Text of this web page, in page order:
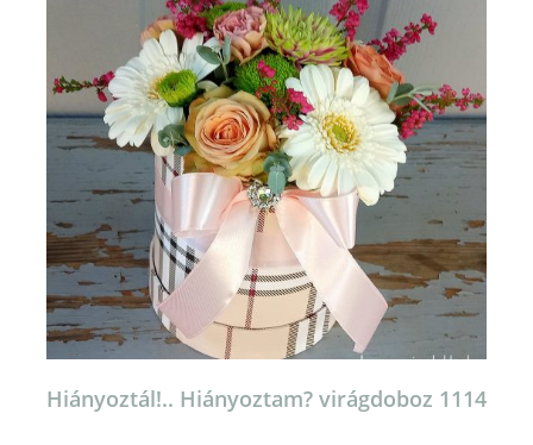
Hiányoztál!.. Hiányoztam? virágdoboz 1114